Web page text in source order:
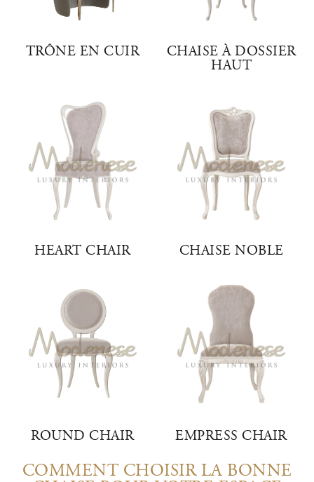
TRÔNE EN CUIR
CHAISE À DOSSIER
HAUT
HEART CHAIR CHAISE NOBLE
ROUND CHAIR EMPRESS CHAIR
COMMENT CHOISIR LA BONNE